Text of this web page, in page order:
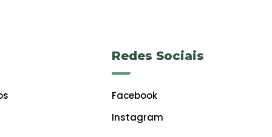
Redes Sociais
Facebook
Instagram